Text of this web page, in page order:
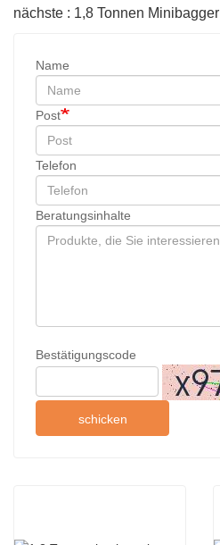
nächste : 1,8 Tonnen Minibagger
Name
Post
Telefon
Beratungsinhalte
Bestätigungscode
schicken